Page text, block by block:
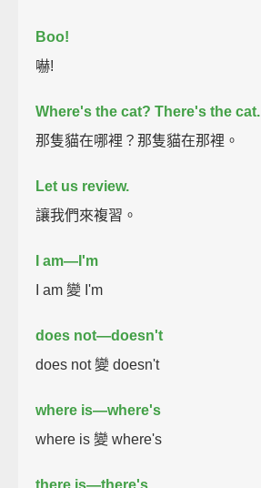
Boo!
嚇!
Where's the cat? There's the cat.
那隻貓在哪裡？那隻貓在那裡。
Let us review.
讓我們來複習。
I am—I'm
I am 變 I'm
does not—doesn't
does not 變 doesn't
where is—where's
where is 變 where's
there is—there's